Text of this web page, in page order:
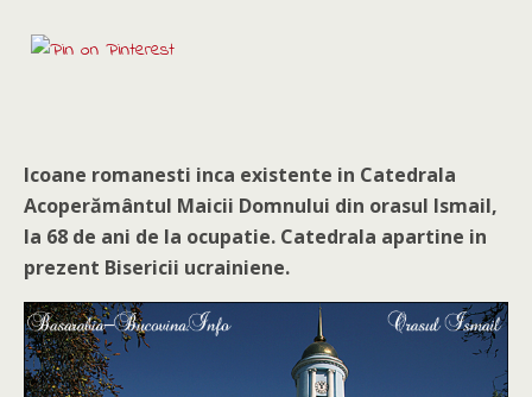
Icoane romanesti inca existente in Catedrala
Acoperământul Maicii Domnului din orasul Ismail,
la 68 de ani de la ocupatie. Catedrala apartine in
prezent Bisericii ucrainiene.